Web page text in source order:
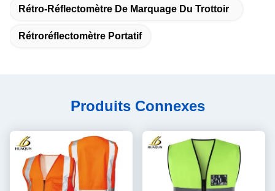
Rétro-Réflectomètre De Marquage Du Trottoir
Rétroréflectomètre Portatif
Produits Connexes